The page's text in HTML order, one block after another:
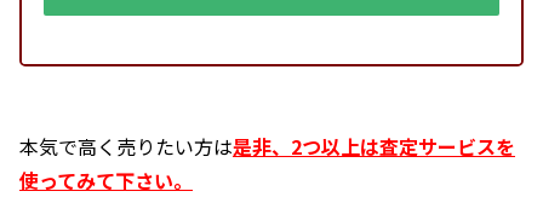
本気で高く売りたい方は是非、2つ以上は査定サービスを
使ってみて下さい。